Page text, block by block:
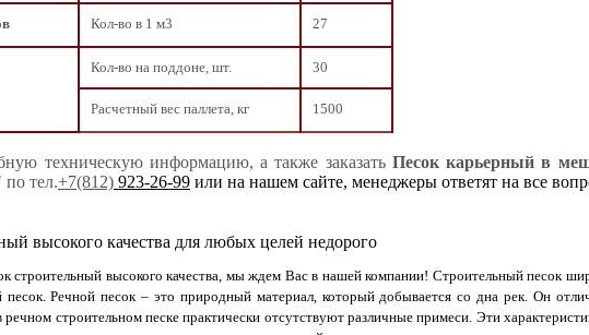
Кол-во в 1 м3 27
Кол-во на поддоне, шт. 30
Расчетный вес паллета, кг 1500
техническую информацию, а также заказать Песок карьерный в
тел.+7(812) 923-26-99 или на нашем сайте, менеджеры ответят на все
высокого качества для любых целей недорого
строительный высокого качества, мы ждем Вас в нашей компании! Строительный песок
Речной песок – это природный материал, который добывается со дна рек. Он
речном строительном песке практически отсутствуют различные примеси. Эти